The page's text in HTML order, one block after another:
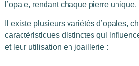
l’opale, rendant chaque pierre unique.
Il existe plusieurs variétés d’opales,
caractéristiques distinctes qui
et leur utilisation en joaillerie :